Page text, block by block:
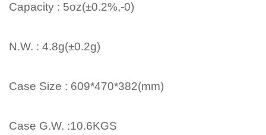
Capacity : 5oz(±0.2%,-0)
N.W. : 4.8g(±0.2g)
Case Size : 609*470*382(mm)
Case G.W. :10.6KGS